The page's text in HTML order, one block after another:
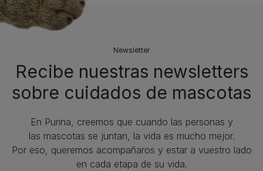
Newsletter
Recibe nuestras newsletters
sobre cuidados de mascotas​
En Purina, creemos que cuando las personas y
las mascotas se juntan, la vida es mucho mejor.
Por eso, queremos acompañaros y estar a vuestro lado
en cada etapa de su vida.​